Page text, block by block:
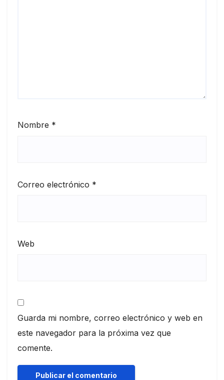
Nombre *
Correo electrónico *
Web
Guarda mi nombre, correo electrónico y web en
este navegador para la próxima vez que
comente.